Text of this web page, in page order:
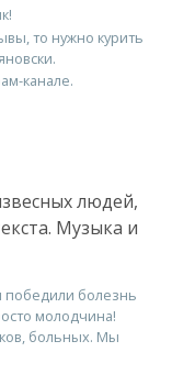
то нужно курить
канале.
людей,
Музыка и
победили болезнь
молодчина!
больных. Мы